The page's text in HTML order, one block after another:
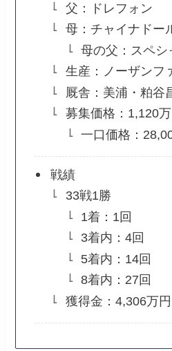
父：ドレフォン
母：チャイナドー
母の父：スペシ
生産：ノーザンフ
厩舎：美浦・粕谷
募集価格：1,120万
一口価格：
戦績
33戦1勝
1着：1回
3着内：4回
5着内：14回
8着内：27回
獲得金：4,306万円